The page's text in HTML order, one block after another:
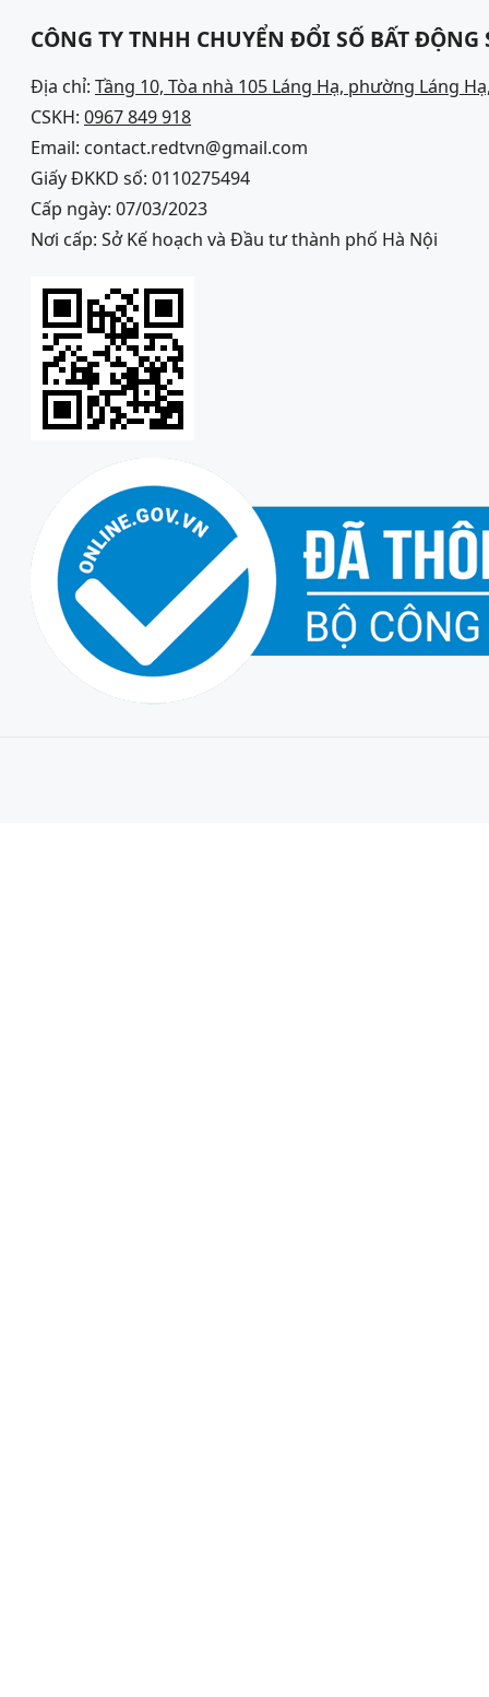
CÔNG TY TNHH CHUYỂN ĐỔI SỐ BẤT ĐỘNG
Địa chỉ: Tầng 10, Tòa nhà 105 Láng Hạ, phường Láng
CSKH: 0967 849 918
Email: contact.redtvn@gmail.com
Giấy ĐKKD số: 0110275494
Cấp ngày: 07/03/2023
Nơi cấp: Sở Kế hoạch và Đầu tư thành phố Hà Nội